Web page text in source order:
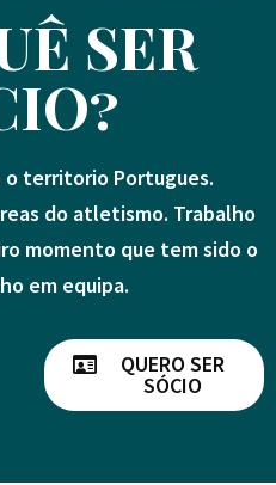
SER
territorio Portugues.
do atletismo. Trabalho
momento que tem sido o
em equipa.
QUERO SER
SÓCIO